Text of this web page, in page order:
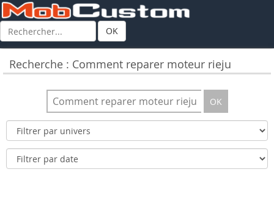
OK
Recherche : Comment reparer moteur rieju
OK